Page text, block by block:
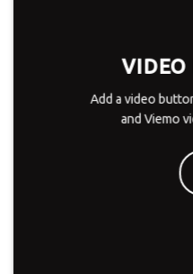
VIDEO
Add a video
and Viemo